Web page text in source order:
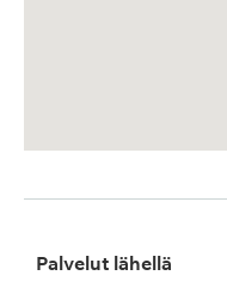
Palvelut lähellä